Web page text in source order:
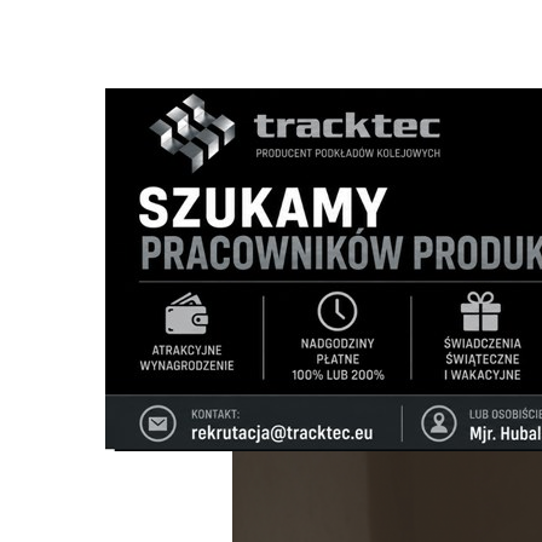
Ścieżka
nawigacyjna
Strona główna Wiadomości /Z życia miasta
Dzień
Z ŻYCIA MIASTA 16/06/2025/ 0 Komentarzy
Dzień Ojca z Recman - konkurs